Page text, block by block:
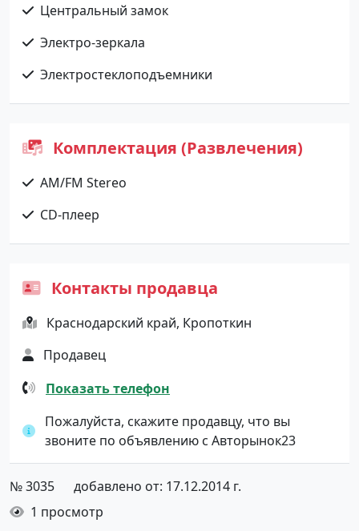
Центральный замок
Электро-зеркала
Электростеклоподъемники
Комплектация (Развлечения)
AM/FM Stereo
CD-плеер
Контакты продавца
Краснодарский край, Кропоткин
Продавец
Показать телефон
Пожалуйста, скажите продавцу, что вы
звоните по объявлению с Авторынок23
№ 3035
добавлено от: 17.12.2014 г.
1 просмотр